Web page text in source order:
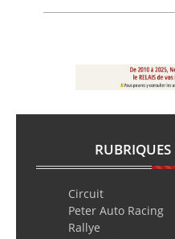
Circuit
Peter Auto Racing
Rallye